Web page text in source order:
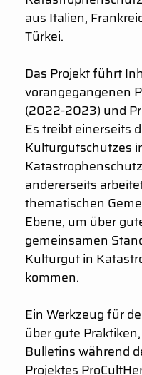
aus Italien,
Türkei.
Das Projekt führt
vorangegangenen
(2022-2023) und
Es treibt einerseits
Kulturgutschutzes
andererseits
thematischen
Ebene, um über
gemeinsamen
Kulturgut in
kommen.
Ein Werkzeug für
über gute
Bulletins während
Projektes